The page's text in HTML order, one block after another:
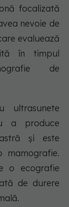
focalizată
nevoie de
evaluează
în timpul
de
ultrasunete
a produce
și este
mamografie.
o ecografie
de durere